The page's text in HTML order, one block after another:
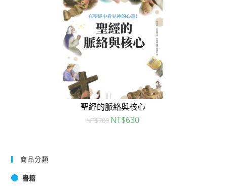
聖經的脈絡與核心
NT$700 NT$630
商品分類
書籍